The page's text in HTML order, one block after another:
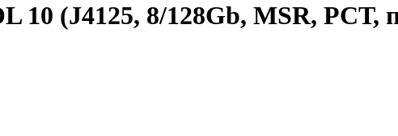
10 (J4125, 8/128Gb, MSR, РСТ,